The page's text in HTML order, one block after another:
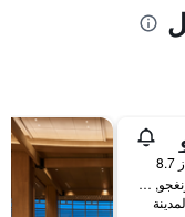
484-7, Bomun-ro, غيونغجو, كوريا الجنوبية